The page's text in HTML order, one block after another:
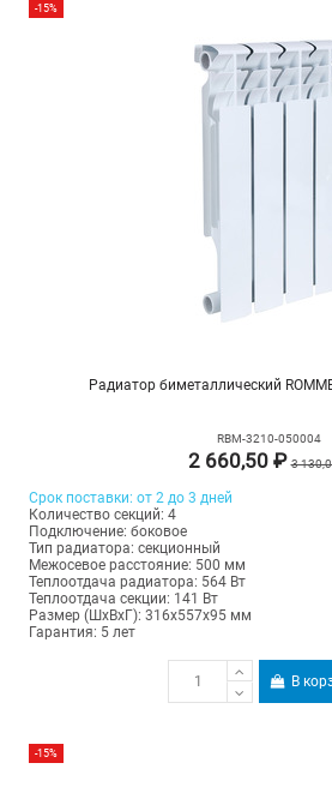
-15%
Радиатор биметаллический
RBM-3210-050004
2 660,50 ₽3
Срок поставки: от 2 до 3 дней
Количество секций: 4
Подключение: боковое
Тип радиатора: секционный
Межосевое расстояние: 500 мм
Теплоотдача радиатора: 564 Вт
Теплоотдача секции: 141 Вт
Размер (ШхВхГ): 316х557х95 мм
Гарантия: 5 лет
В
-15%